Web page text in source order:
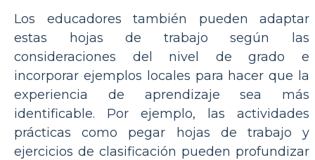
Los educadores también pueden adaptar
estas hojas de trabajo según las
consideraciones del nivel de grado e
incorporar ejemplos locales para hacer que la
experiencia de aprendizaje sea más
identificable. Por ejemplo, las actividades
prácticas como pegar hojas de trabajo y
ejercicios de clasificación pueden profundizar